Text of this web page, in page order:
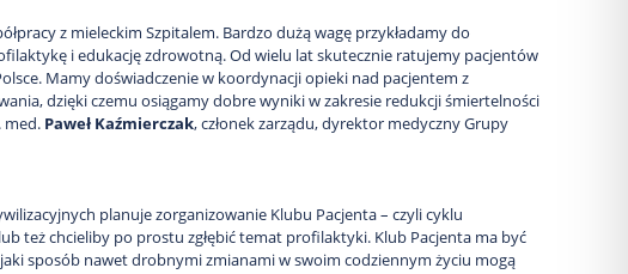
z mieleckim Szpitalem. Bardzo dużą wagę przykładamy do
i edukację zdrowotną. Od wielu lat skutecznie ratujemy pacjentów
Mamy doświadczenie w koordynacji opieki nad pacjentem z
dzięki czemu osiągamy dobre wyniki w zakresie redukcji śmiertelności
med. Paweł Kaźmierczak, członek zarządu, dyrektor medyczny Grupy
planuje zorganizowanie Klubu Pacjenta – czyli cyklu
też chcieliby po prostu zgłębić temat profilaktyki. Klub Pacjenta ma być
sposób nawet drobnymi zmianami w swoim codziennym życiu mogą